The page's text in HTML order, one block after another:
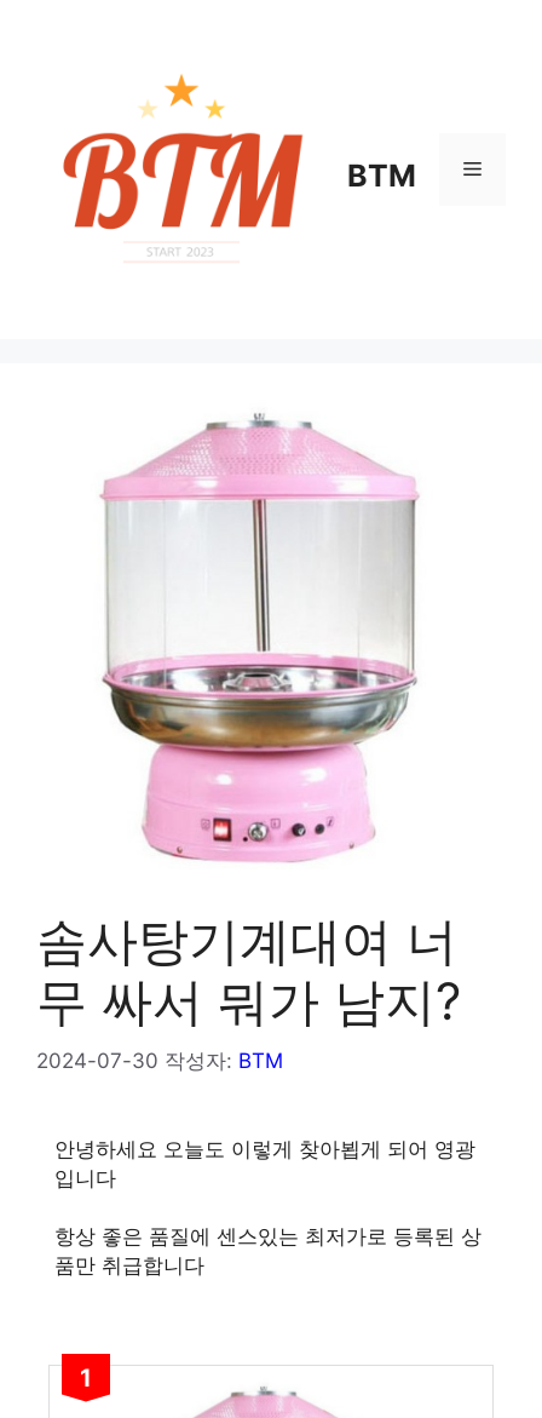
BTM 메
솜사탕기계대여 너
무 싸서 뭐가 남지?
2024-07-30 작성자: BTM
안녕하세요 오늘도 이렇게 찾아뵙게 되어 영광
입니다
항상 좋은 품질에 센스있는 최저가로 등록된 상
품만 취급합니다
1